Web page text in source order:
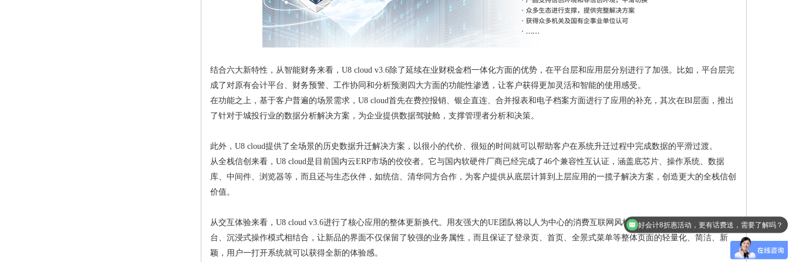
结合六大新特性，从智能财务来看，U8 cloud v3.6除了延续在业财税金档一体化方面的优势，在平台层和应用层分别进行了加强。比如，平台层完
成了对原有会计平台、财务预警、工作协同和分析预测四大方面的功能性渗透，让客户获得更加灵活和智能的使用感受。
在功能之上，基于客户普遍的场景需求，U8 cloud首先在费控报销、银企直连、合并报表和电子档案方面进行了应用的补充，其次在BI层面，推出
了针对于城投行业的数据分析解决方案，为企业提供数据驾驶舱，支撑管理者分析和决策。
此外，U8 cloud提供了全场景的历史数据升迁解决方案，以很小的代价、很短的时间就可以帮助客户在系统升迁过程中完成数据的平滑过渡。
从全栈信创来看，U8 cloud是目前国内云ERP市场的佼佼者。它与国内软硬件厂商已经完成了46个兼容性互认证，涵盖底芯片、操作系统、数据
库、中间件、浏览器等，而且还与生态伙伴，如统信、清华同方合作，为客户提供从底层计算到上层应用的一揽子解决方案，创造更大的全栈信创
价值。
从交互体验来看，U8 cloud v3.6进行了核心应用的整体更新换代。用友强大的UE团队将以人为中心的消费互联网风格，以及企业级信息处理工作
台、沉浸式操作模式相结合，让新品的界面不仅保留了较强的业务属性，而且保证了登录页、首页、全景式菜单等整体页面的轻量化、简洁、新
颖，用户一打开系统就可以获得全新的体验感。
好会计8折惠活动，更有话费送，需要了解吗？